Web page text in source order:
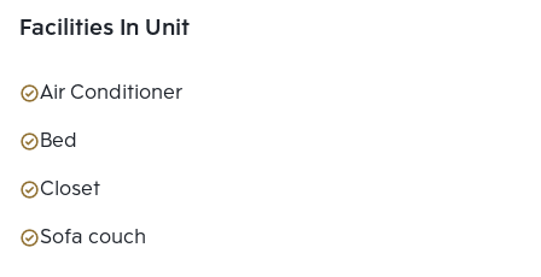
Facilities In Unit
Air Conditioner
Bed
Closet
Sofa couch